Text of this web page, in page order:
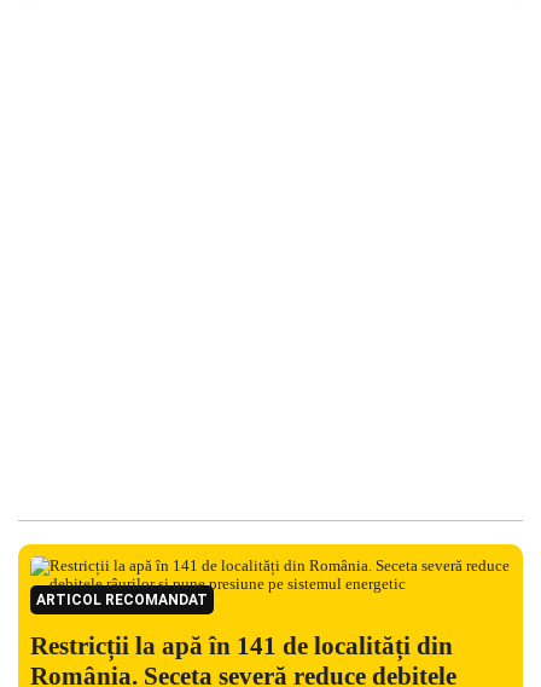
ARTICOL RECOMANDAT
Restricții la apă în 141 de localități din
România. Seceta severă reduce debitele